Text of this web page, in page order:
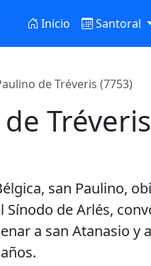
Inicio Santoral
de Tréveris (7753)
Tréveris
san Paulino,
Sínodo de Arlés,
a san Atanasio y